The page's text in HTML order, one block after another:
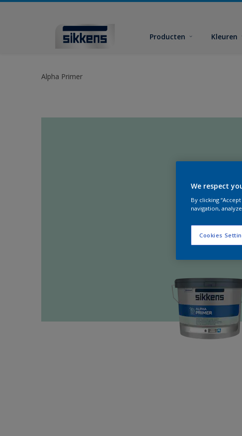
Producten Kleuren
Alpha Primer
We respect
By clicking
navigation,
Cookies